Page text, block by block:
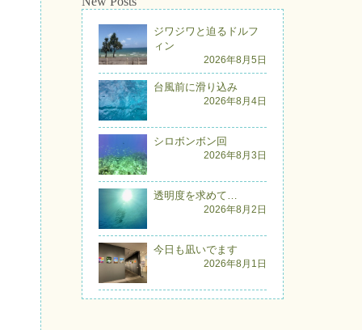
ジワジワと迫るドルフ
ィン
2026年8月5日
台風前に滑り込み
2026年8月4日
シロボンボン回
2026年8月3日
透明度を求めて…
2026年8月2日
今日も凪いでます
2026年8月1日